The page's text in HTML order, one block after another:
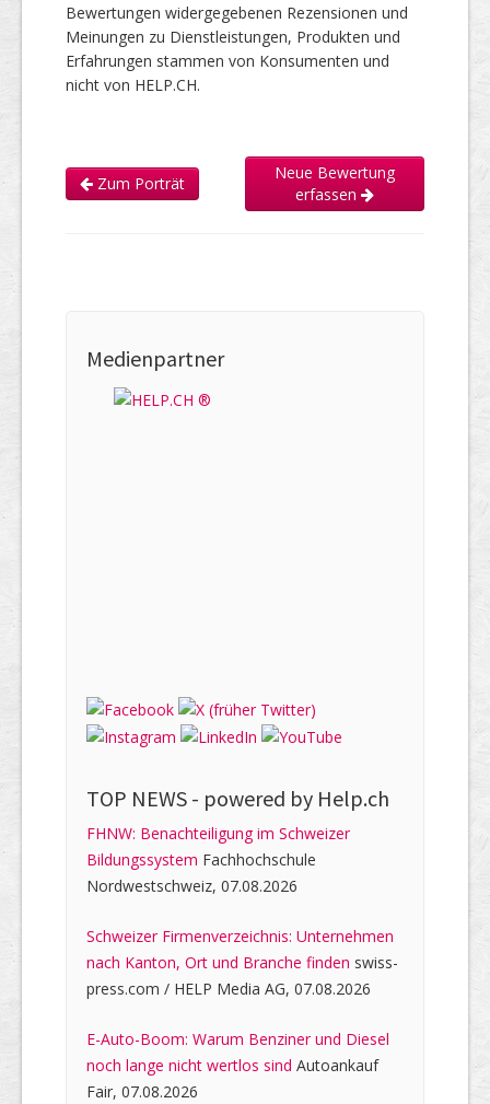
Bewertungen widergegebenen Rezensionen und
Meinungen zu Dienstleistungen, Produkten und
Erfahrungen stammen von Konsumenten und
nicht von HELP.CH.
Zum Porträt
Neue Bewertung
erfassen
Medienpartner
TOP NEWS - powered by Help.ch
FHNW: Benachteiligung im Schweizer
Bildungssystem Fachhochschule
Nordwestschweiz, 07.08.2026
Schweizer Firmenverzeichnis: Unternehmen
nach Kanton, Ort und Branche finden swiss-
press.com / HELP Media AG, 07.08.2026
E-Auto-Boom: Warum Benziner und Diesel
noch lange nicht wertlos sind Autoankauf
Fair, 07.08.2026